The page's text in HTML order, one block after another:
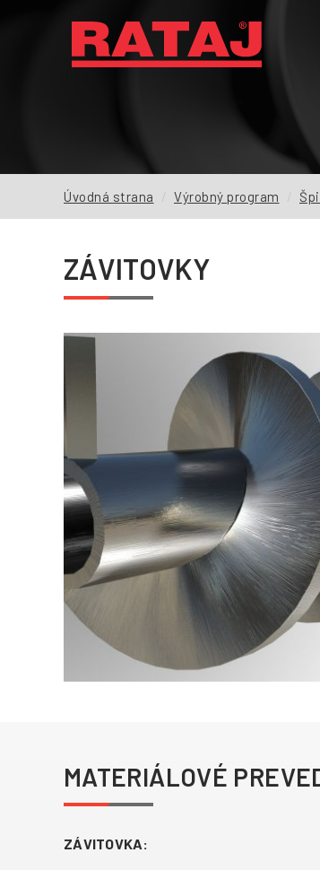
DOPYT
NA STIAHNUTIE
KONTAKTY
Úvodná strana Výrobný program
ZÁVITOVKY
MATERIÁLOVÉ
ZÁVITOVKA: